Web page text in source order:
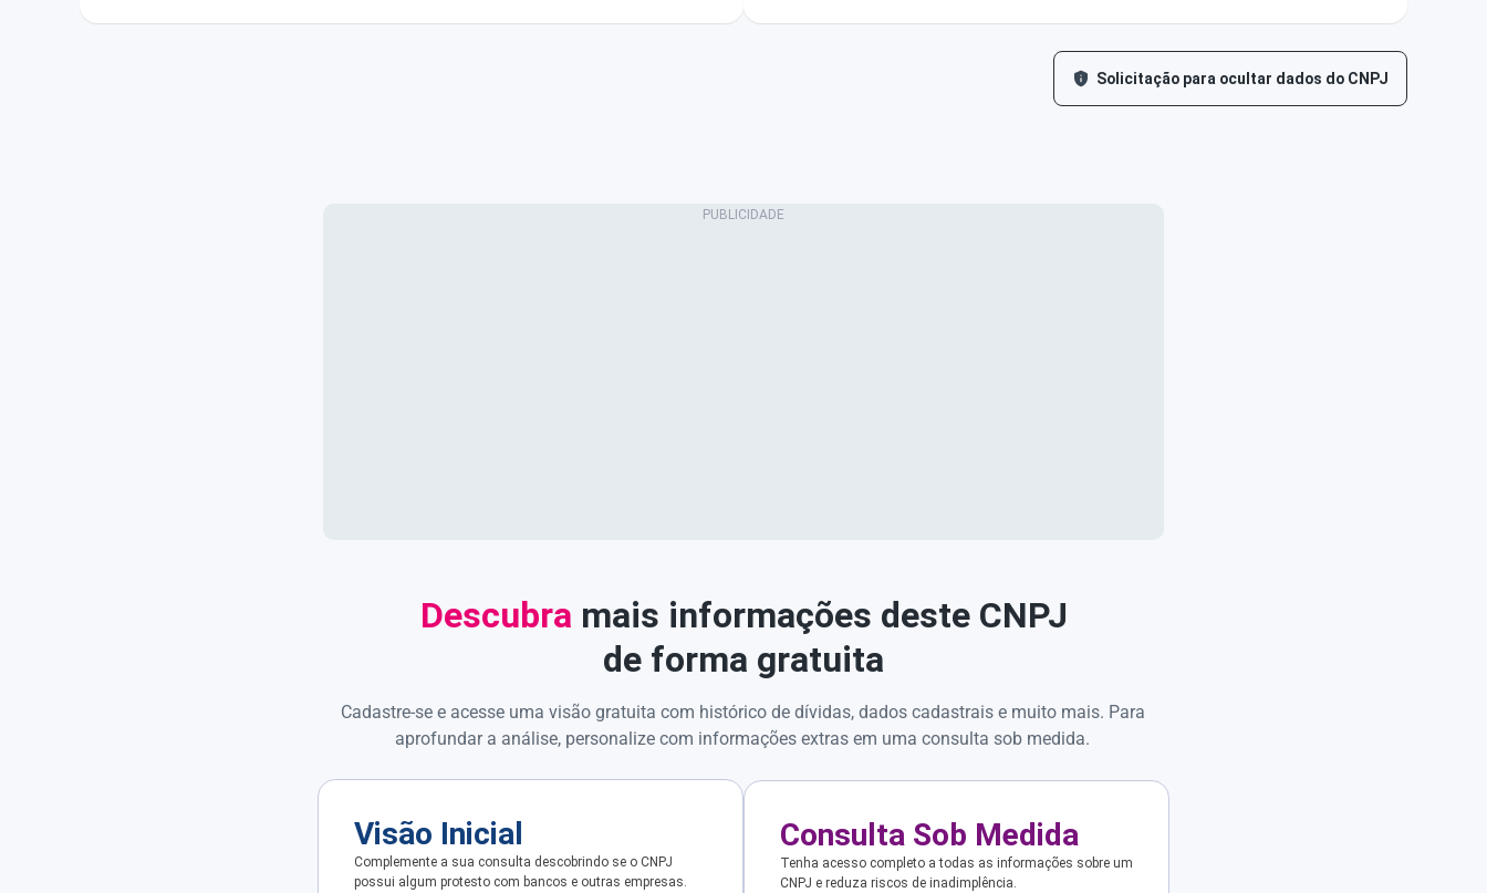
Solicitação para ocultar dados do CNPJ
Descubra mais informações deste CNPJ
de forma gratuita
Cadastre-se e acesse uma visão gratuita com histórico de dívidas, dados cadastrais e muito mais. Para
aprofundar a análise, personalize com informações extras em uma consulta sob medida.
Visão Inicial
Complemente a sua consulta descobrindo se o CNPJ
possui algum protesto com bancos e outras empresas.
Consulta Sob Medida
Tenha acesso completo a todas as informações sobre um
CNPJ e reduza riscos de inadimplência.